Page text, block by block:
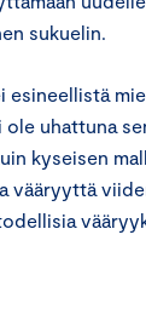
sukuelin.
esineellistä
uhattuna
kyseisen
vääryyttä